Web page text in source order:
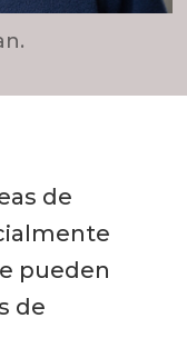
de
pueden
de